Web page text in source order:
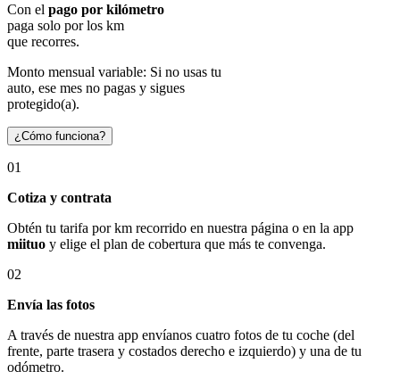
Con el pago por kilómetro
paga solo por los km
que recorres.
Monto mensual variable: Si no usas tu
auto, ese mes no pagas y sigues
protegido(a).
¿Cómo funciona?
01
Cotiza y contrata
Obtén tu tarifa por km recorrido en nuestra página o en la app
miituo y elige el plan de cobertura que más te convenga.
02
Envía las fotos
A través de nuestra app envíanos cuatro fotos de tu coche (del
frente, parte trasera y costados derecho e izquierdo) y una de tu
odómetro.